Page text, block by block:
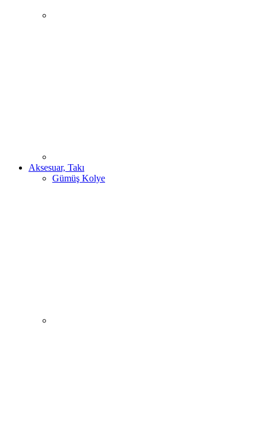
Aksesuar, Takı
Gümüş Kolye